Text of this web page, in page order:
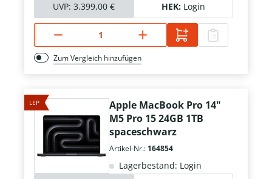
UVP: 3.399,00 € HEK: Login
Zum Vergleich hinzufügen
LEP
Apple MacBook Pro 14"
M5 Pro 15 24GB 1TB
spaceschwarz
Artikel-Nr.: 164854
Lagerbestand: Login